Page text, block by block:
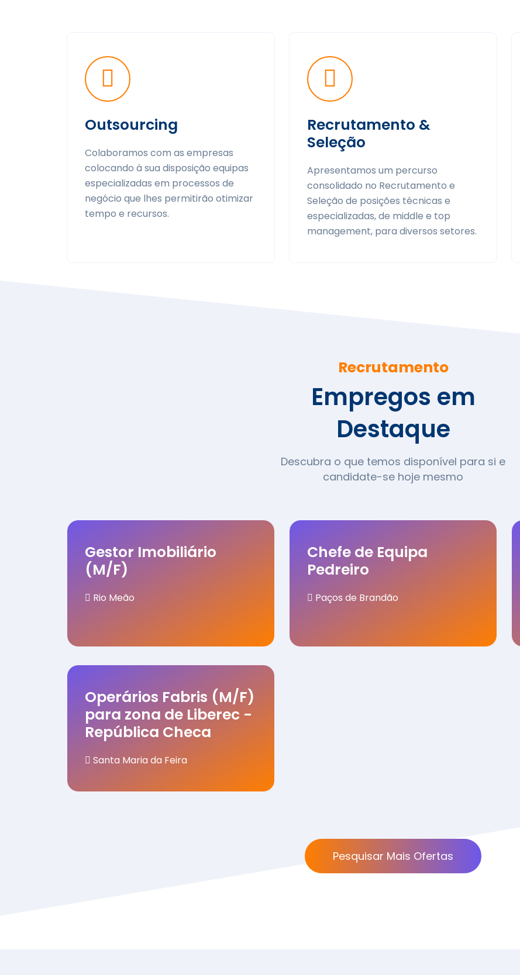
Outsourcing
Colaboramos com as empresas
colocando à sua disposição equipas
especializadas em processos de
negócio que lhes permitirão otimizar
tempo e recursos.
Recrutamento &
Seleção
Apresentamos um percurso
consolidado no Recrutamento e
Seleção de posições técnicas e
especializadas, de middle e top
management, para diversos setores.
Recrutamento
Empregos em
Destaque
Descubra o que temos disponível para si e
candidate-se hoje mesmo
Gestor Imobiliário
(M/F)
Rio Meão
Chefe de Equipa
Pedreiro
Paços de Brandão
Operários Fabris (M/F)
para zona de Liberec -
República Checa
Santa Maria da Feira
Pesquisar Mais Ofertas